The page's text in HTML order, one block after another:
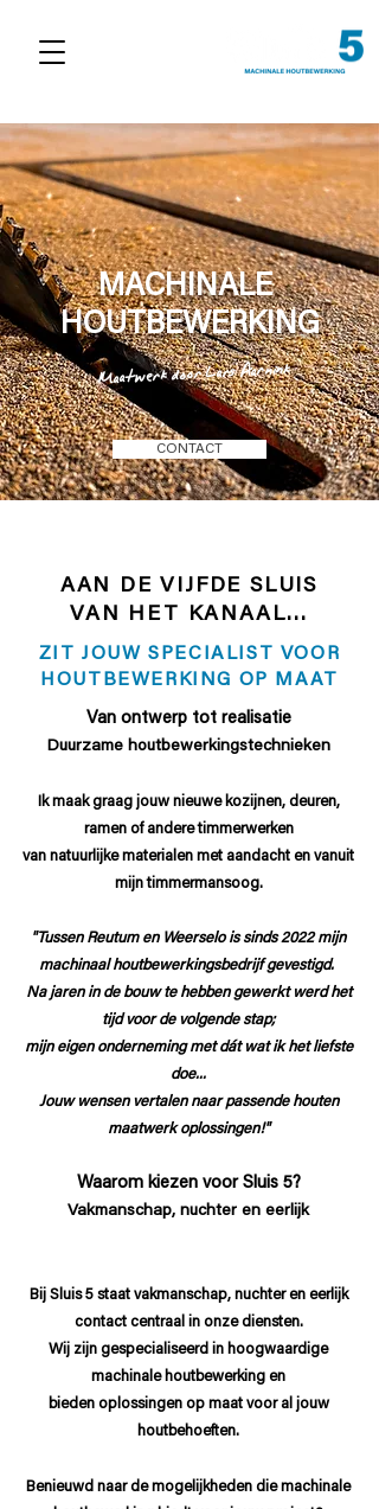
MACHINALE
HOUTBEWERKING
Maatwerk door Lars Aarnink
CONTACT
AAN DE VIJFDE SLUIS
VAN HET KANAAL...
ZIT JOUW SPECIALIST VOOR
HOUTBEWERKING OP MAAT
Van ontwerp totrealisatie
Duurzame houtbewerkingstechnieken
Ik maak graag jouw nieuwe kozijnen, deuren,
ramen of andere timmerwerken
van natuurlijke materialen met aandacht en vanuit
mijn timmermansoog.
"Tussen Reutum en Weerselo is sinds 2022 mijn
machinaal houtbewerkingsbedrijf gevestigd.
Na jaren in de bouw te hebben gewerkt werd het
tijd voor de volgende stap;
mijn eigen onderneming met dát wat ik het liefste
doe...
Jouw wensen vertalen naar passende houten
maatwerk oplossingen!"
Waarom kiezen voor Sluis 5?
Vakmanschap, nuchter en eerlijk
Bij Sluis 5 staat vakmanschap, nuchter en eerlijk
contact centraal in onze diensten.
Wij zijn gespecialiseerd in hoogwaardige
machinale houtbewerking en
bieden oplossingen op maat voor al jouw
houtbehoeften.
Benieuwd naar de mogelijkheden die machinale